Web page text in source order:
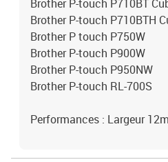
Brother P-touch P710BT
Brother P-touch P710BTH
Brother P touch P750W
Brother P-touch P900W
Brother P-touch P950NW
Brother P-touch RL-700S
Performances : Largeur